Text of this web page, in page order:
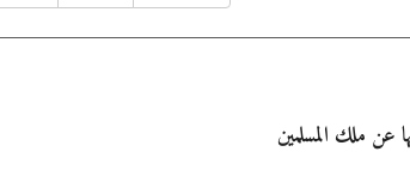
عن ملك المسلمين